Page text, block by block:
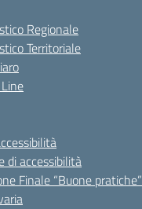
Regionale
Territoriale
di accessibilità
Finale “Buone pratiche”